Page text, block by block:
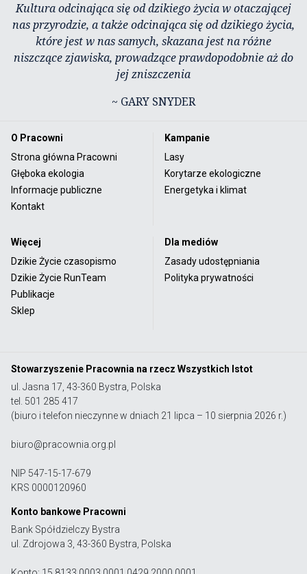
Kultura odcinająca się od dzikiego życia w otaczającej
nas przyrodzie, a także odcinająca się od dzikiego życia,
które jest w nas samych, skazana jest na różne
niszczące zjawiska, prowadzące prawdopodobnie aż do
jej zniszczenia
~ GARY SNYDER
O Pracowni
Strona główna Pracowni
Głęboka ekologia
Informacje publiczne
Kontakt
Kampanie
Lasy
Korytarze ekologiczne
Energetyka i klimat
Więcej
Dzikie Życie czasopismo
Dzikie Życie RunTeam
Publikacje
Sklep
Dla mediów
Zasady udostępniania
Polityka prywatności
Stowarzyszenie Pracownia na rzecz Wszystkich Istot
ul. Jasna 17, 43-360 Bystra, Polska
tel. 501 285 417
(biuro i telefon nieczynne w dniach 21 lipca – 10 sierpnia 2026 r.)
biuro@pracownia.org.pl
NIP 547-15-17-679
KRS 0000120960
Konto bankowe Pracowni
Bank Spółdzielczy Bystra
ul. Zdrojowa 3, 43-360 Bystra, Polska